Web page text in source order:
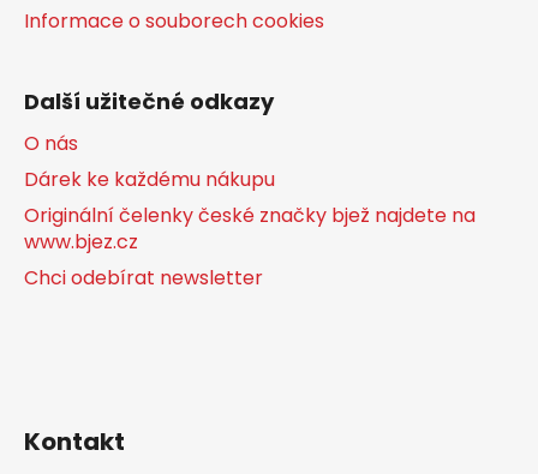
Informace o souborech cookies
Další užitečné odkazy
O nás
Dárek ke každému nákupu
Originální čelenky české značky bjež najdete na
www.bjez.cz
Chci odebírat newsletter
Kontakt